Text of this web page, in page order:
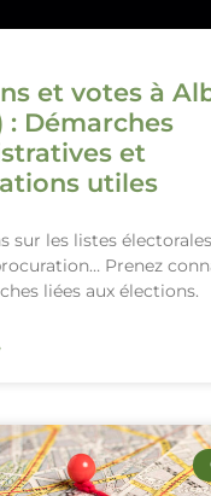
et votes à
: Démarches
et
utiles
sur les listes
Prenez
liées aux élections.